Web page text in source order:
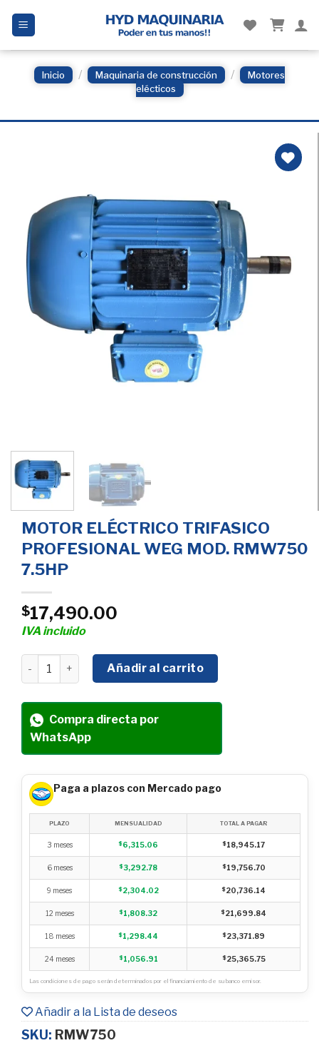
Inicio / Maquinaria de construcción /
Motores
elécticos
MOTOR ELÉCTRICO TRIFASICO
PROFESIONAL WEG MOD. RMW750
7.5HP
$17,490.00
IVA incluido
MOTOR ELÉCTRICO TRIFASICO PROFESIONAL WEG
Añadir al carrito
Compra directa por
WhatsApp
Paga a plazos con Mercado pago
PLAZO MENSUALIDAD TOTAL A PAGAR
3 meses $6,315.06 $18,945.17
6 meses $3,292.78 $19,756.70
9 meses $2,304.02 $20,736.14
12 meses $1,808.32 $21,699.84
18 meses $1,298.44 $23,371.89
24 meses $1,056.91 $25,365.75
Las condiciones de pago serán determinados por el financiamiento de su banco emisor.
Añadir a la Lista de deseos
SKU: RMW750